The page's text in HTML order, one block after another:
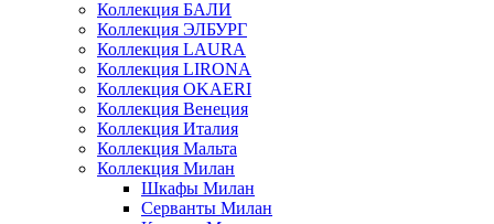
Коллекция БАЛИ
Коллекция ЭЛБУРГ
Коллекция LAURA
Коллекция LIRONA
Коллекция OKAERI
Коллекция Венеция
Коллекция Италия
Коллекция Мальта
Коллекция Милан
Шкафы Милан
Серванты Милан